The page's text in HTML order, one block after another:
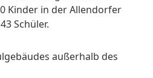
Kinder in der Allendorfer
Schüler.
außerhalb des